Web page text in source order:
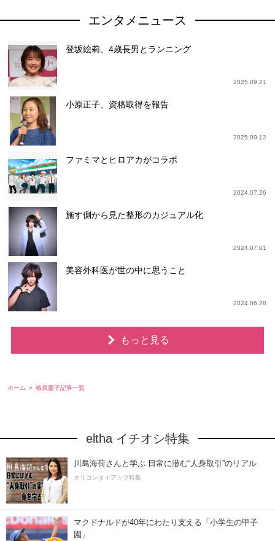
エンタメニュース
登坂絵莉、4歳長男とランニング
2025.09.21
小原正子、資格取得を報告
2025.09.12
ファミマとヒロアカがコラボ
2024.07.26
施す側から見た整形のカジュアル化
2024.07.01
美容外科医が世の中に思うこと
2024.06.28
もっと見る
ホーム 椿原慶子記事一覧
eltha イチオシ特集
川島海荷さんと学ぶ 日常に潜む“人身取引”のリアル
オリコンタイアップ特集
マクドナルドが40年にわたり支える「小学生の甲子
園」